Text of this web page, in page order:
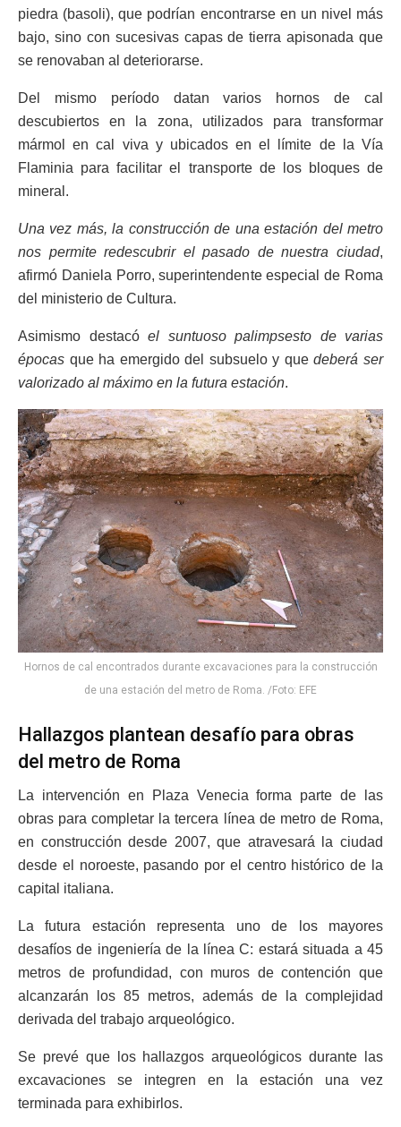
piedra (basoli), que podrían encontrarse en un nivel más
bajo, sino con sucesivas capas de tierra apisonada que
se renovaban al deteriorarse.
Del mismo período datan varios hornos de cal
descubiertos en la zona, utilizados para transformar
mármol en cal viva y ubicados en el límite de la Vía
Flaminia para facilitar el transporte de los bloques de
mineral.
Una vez más, la construcción de una estación del metro
nos permite redescubrir el pasado de nuestra ciudad,
afirmó Daniela Porro, superintendente especial de Roma
del ministerio de Cultura.
Asimismo destacó el suntuoso palimpsesto de varias
épocas que ha emergido del subsuelo y quedeberá ser
valorizado al máximo en la futura estación.
Hornos de cal encontrados durante excavaciones para la construcción
de una estación del metro de Roma. /Foto: EFE
Hallazgos plantean desafío para obras
del metro de Roma
La intervención en Plaza Venecia forma parte de las
obras para completar la tercera línea de metro de Roma,
en construcción desde 2007, que atravesará la ciudad
desde el noroeste, pasando por el centro histórico de la
capital italiana.
La futura estación representa uno de los mayores
desafíos de ingeniería de la línea C: estará situada a 45
metros de profundidad, con muros de contención que
alcanzarán los 85 metros, además de la complejidad
derivada del trabajo arqueológico.
Se prevé que los hallazgos arqueológicos durante las
excavaciones se integren en la estación una vez
terminada para exhibirlos.